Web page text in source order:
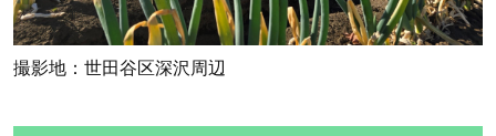
撮影地：世田谷区深沢周辺